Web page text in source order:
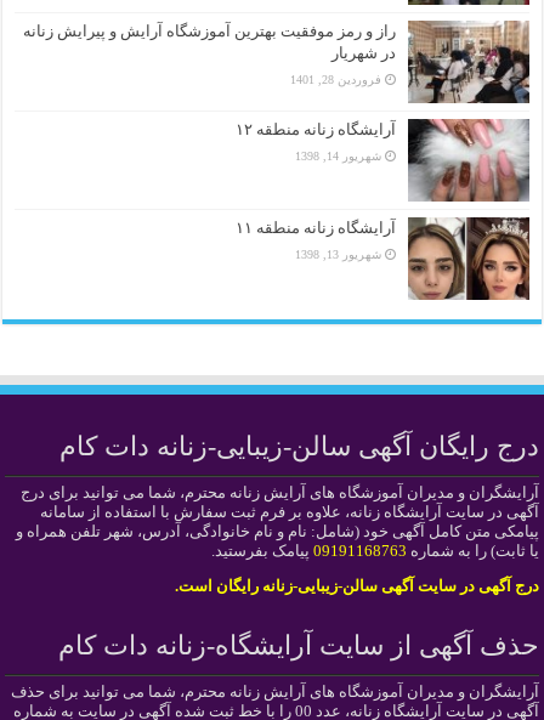
راز و رمز موفقیت بهترین آموزشگاه آرایش و پیرایش زنانه
در شهریار
فروردین 28, 1401
آرایشگاه زنانه منطقه ۱۲
شهریور 14, 1398
آرایشگاه زنانه منطقه ۱۱
شهریور 13, 1398
درج رایگان آگهی سالن-زیبایی-زنانه دات کام
آرایشگران و مدیران آموزشگاه های آرایش زنانه محترم، شما می توانید برای درج
آگهی در سایت آرایشگاه زنانه، علاوه بر فرم ثبت سفارش با استفاده از سامانه
پیامکی متن کامل آگهی خود (شامل: نام و نام خانوادگی، آدرس، شهر تلفن همراه و
یا ثابت) را به شماره 09191168763 پیامک بفرستید.
درج آگهی در سایت آگهی سالن-زیبایی-زنانه رایگان است.
حذف آگهی از سایت آرایشگاه-زنانه دات کام
آرایشگران و مدیران آموزشگاه های آرایش زنانه محترم، شما می توانید برای حذف
آگهی در سایت آرایشگاه زنانه، عدد 00 را با خط ثبت شده آگهی در سایت به شماره